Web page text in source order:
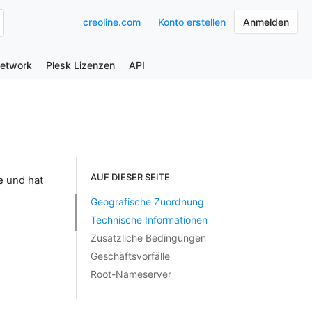
creoline.com Konto erstellen Anmelden
Plesk Lizenzen API
und hat
AUF DIESER SEITE
Geografische Zuordnung
Technische Informationen
Zusätzliche Bedingungen
Geschäftsvorfälle
Root-Nameserver